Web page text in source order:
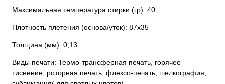
Максимальная температура стирки (гр): 40
Плотность плетения (основа/уток): 87х35
Толщина (мм): 0,13
Виды печати: Термо-трансферная печать, горячее
тиснение, роторная печать, флексо-печать, шелкография,